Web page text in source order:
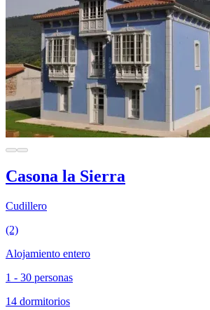
Casona la Sierra
Cudillero
(2)
Alojamiento entero
1 - 30 personas
14 dormitorios